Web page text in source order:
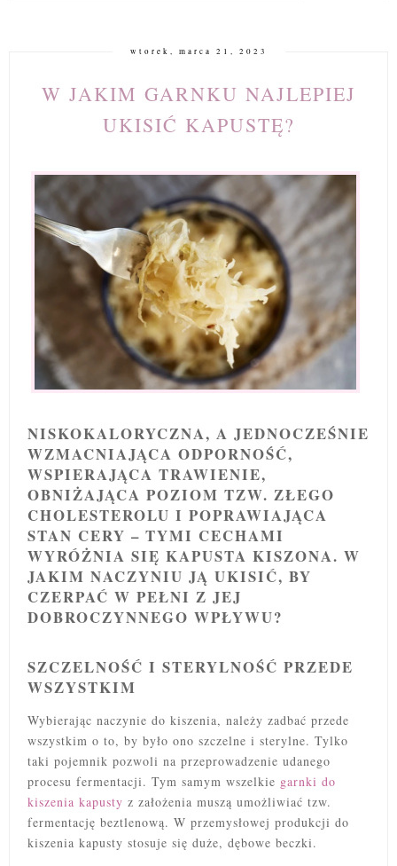
wtorek, marca 21, 2023
W JAKIM GARNKU NAJLEPIEJ
UKISIĆ KAPUSTĘ?
NISKOKALORYCZNA, A JEDNOCZEŚNIE
WZMACNIAJĄCA ODPORNOŚĆ,
WSPIERAJĄCA TRAWIENIE,
OBNIŻAJĄCA POZIOM TZW. ZŁEGO
CHOLESTEROLU I POPRAWIAJĄCA
STAN CERY – TYMI CECHAMI
WYRÓŻNIA SIĘ KAPUSTA KISZONA. W
JAKIM NACZYNIU JĄ UKISIĆ, BY
CZERPAĆ W PEŁNI Z JEJ
DOBROCZYNNEGO WPŁYWU?
SZCZELNOŚĆ I STERYLNOŚĆ PRZEDE
WSZYSTKIM
Wybierając naczynie do kiszenia, należy zadbać przede
wszystkim o to, by było ono szczelne i sterylne. Tylko
taki pojemnik pozwoli na przeprowadzenie udanego
procesu fermentacji. Tym samym wszelkie garnki do
kiszenia kapusty z założenia muszą umożliwiać tzw.
fermentację beztlenową. W przemysłowej produkcji do
kiszenia kapusty stosuje się duże, dębowe beczki.